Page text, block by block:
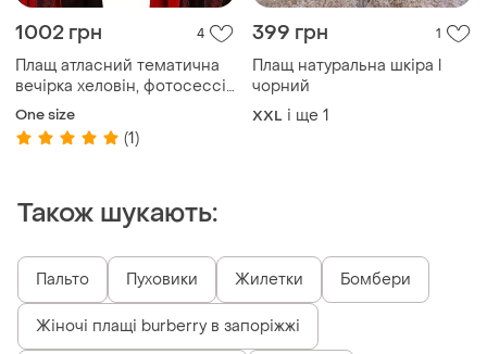
1002 грн 4
Плащ атласний тематична
вечірка хеловін, фотосессія
односторонній/
двухсторонній
One size
(1)
399 грн 1
Плащ натуральна шкіра l
чорний
XXL і ще 1
Також шукають:
Пальто Пуховики Жилетки Бомбери
Жіночі плащі burberry в запоріжжі